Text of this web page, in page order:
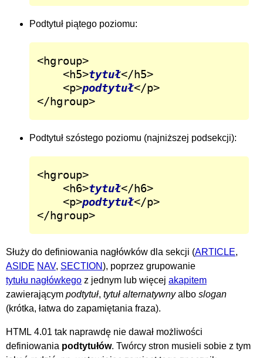
Podtytuł piątego poziomu:
<hgroup>
	<h5>
tytuł</h5>
	<p>
podtytuł</p>
</hgroup>
Podtytuł szóstego poziomu (najniższej podsekcji):
<hgroup>
	<h6>
tytuł</h6>
	<p>
podtytuł</p>
</hgroup>
Służy do definiowania nagłówków dla sekcji (ARTICLE,
ASIDE NAV, SECTION), poprzez grupowanie
tytułu nagłówkego z jednym lub więcej akapitem
zawierającym podtytuł, tytuł alternatywnyalbo slogan
(krótka, łatwa do zapamiętania fraza).
HTML 4.01 tak naprawdę nie dawał możliwości
definiowania podtytułów. Twórcy stron musieli sobie z tym